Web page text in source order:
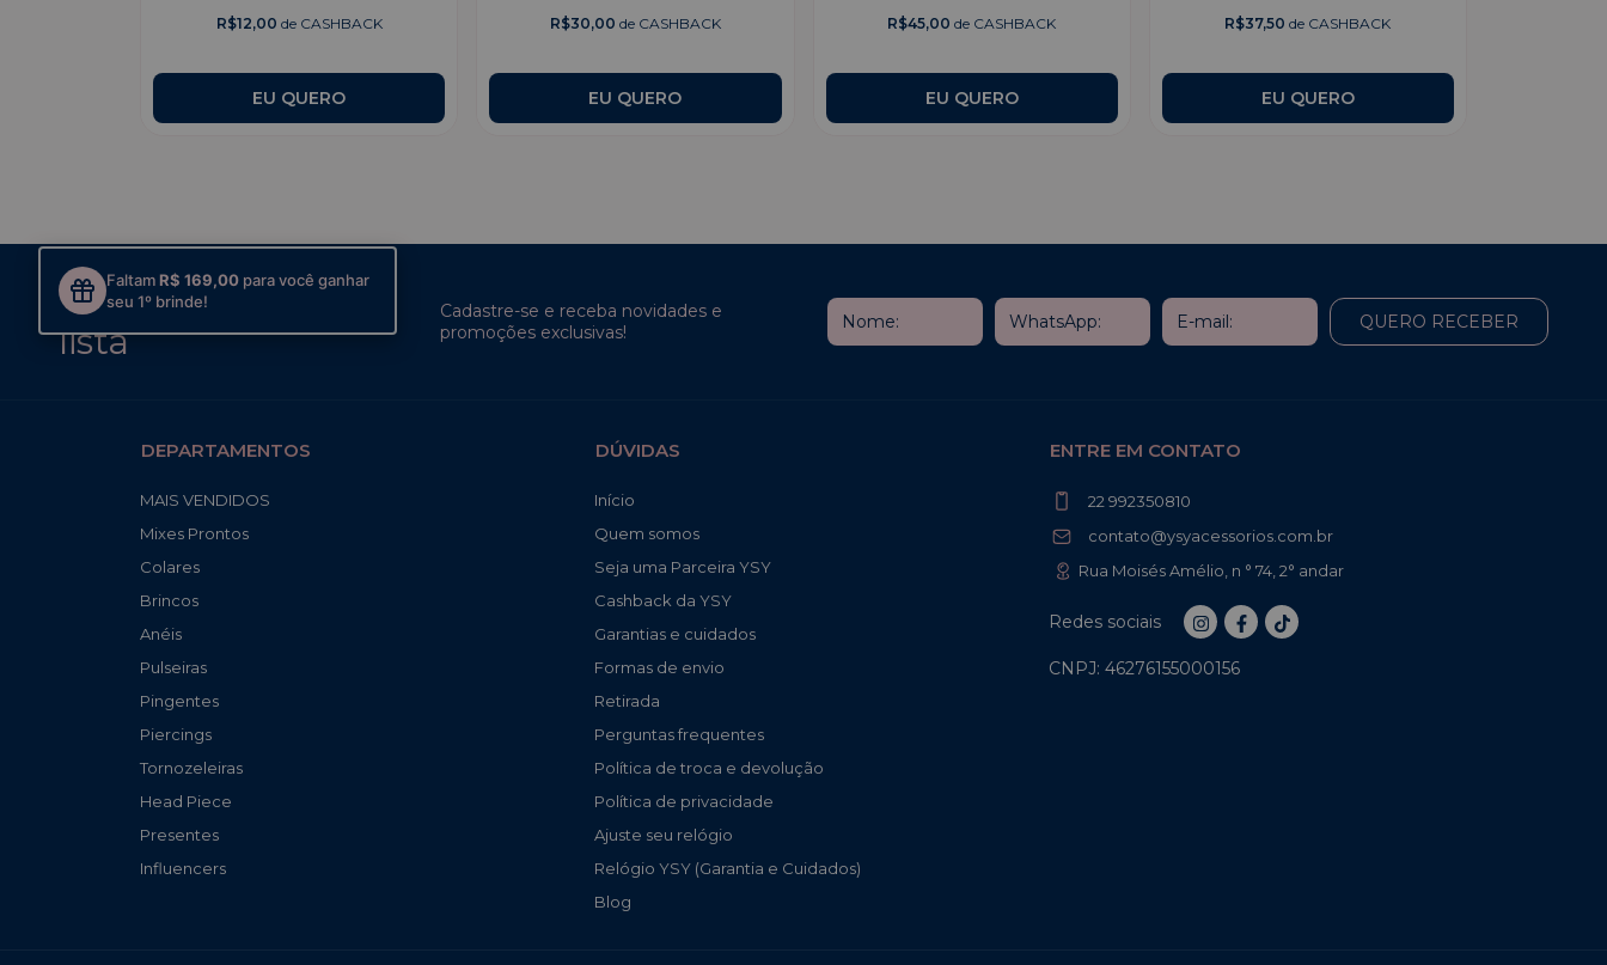
R$12,00 de CASHBACK
R$30,00 de CASHBACK
R$45,00 de CASHBACK
R$37,50 de CASHBACK
Participe da nossa
lista
Cadastre-se e receba novidades e
promoções exclusivas!
DEPARTAMENTOS
MAIS VENDIDOS
Mixes Prontos
Colares
Brincos
Anéis
Pulseiras
Pingentes
Piercings
Tornozeleiras
Head Piece
Presentes
Influencers
DÚVIDAS
Início
Quem somos
Seja uma Parceira YSY
Cashback da YSY
Garantias e cuidados
Formas de envio
Retirada
Perguntas frequentes
Política de troca e devolução
Política de privacidade
Ajuste seu relógio
Relógio YSY (Garantia e Cuidados)
Blog
ENTRE EM CONTATO
22 992350810
contato@ysyacessorios.com.br
Rua Moisés Amélio, n ° 74, 2° andar
Redes sociais
CNPJ: 46276155000156
FaltamR$ 169,00 para você ganhar
seu 1º brinde!